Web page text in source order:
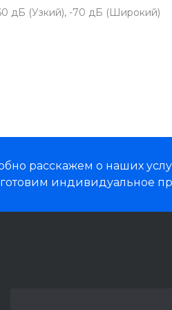
дБ (Узкий), -70 дБ (Широкий)
расскажем о наших
индивидуальное